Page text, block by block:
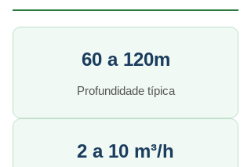
60 a 120m
Profundidade típica
2 a 10 m³/h